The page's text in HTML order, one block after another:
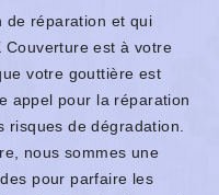
de réparation et qui
Couverture est à votre
votre gouttière est
appel pour la réparation
risques de dégradation.
nous sommes une
pour parfaire les